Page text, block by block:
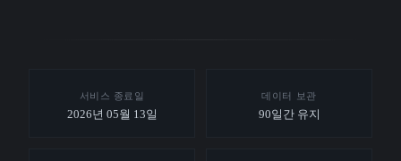
서비스 종료일
2026년 05월 13일
데이터 보관
90일간 유지